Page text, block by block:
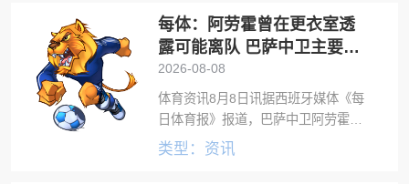
后，阿劳霍在西超杯决赛替补出场回
归。美加墨
每体：阿劳霍曾在更衣室透
露可能离队 巴萨中卫主要目
标是罗梅罗
2026-08-08
体育资讯8月8日讯据西班牙媒体《每
日体育报》报道，巴萨中卫阿劳霍近
几天就在更衣室透露，自己可能离开
类型：资讯